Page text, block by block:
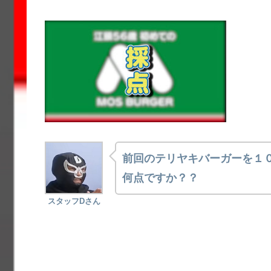
スタッフDさん
前回のテリヤキバーガーを１
何点ですか？？